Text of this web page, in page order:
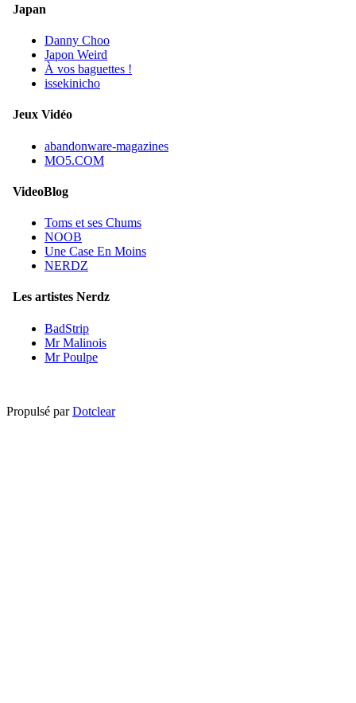
Japan
Danny Choo
Japon Weird
À vos baguettes !
issekinicho
Jeux Vidéo
abandonware-magazines
MO5.COM
VideoBlog
Toms et ses Chums
NOOB
Une Case En Moins
NERDZ
Les artistes Nerdz
BadStrip
Mr Malinois
Mr Poulpe
Propulsé parDotclear